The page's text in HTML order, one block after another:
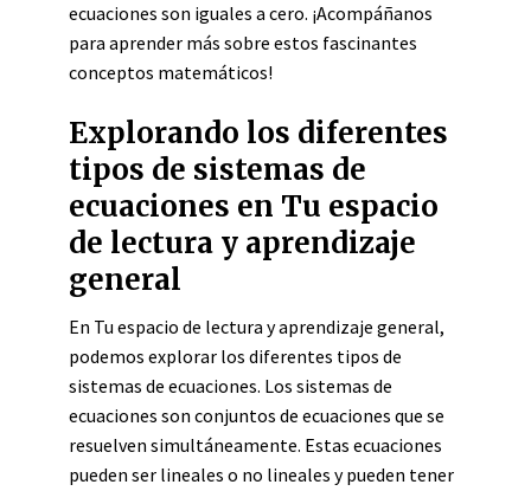
ecuaciones son iguales a cero. ¡Acompáñanos
para aprender más sobre estos fascinantes
conceptos matemáticos!
Explorando los diferentes
tipos de sistemas de
ecuaciones en Tu espacio
de lectura y aprendizaje
general
En Tu espacio de lectura y aprendizaje general,
podemos explorar los diferentes tipos de
sistemas de ecuaciones. Los sistemas de
ecuaciones son conjuntos de ecuaciones que se
resuelven simultáneamente. Estas ecuaciones
pueden ser lineales o no lineales y pueden tener